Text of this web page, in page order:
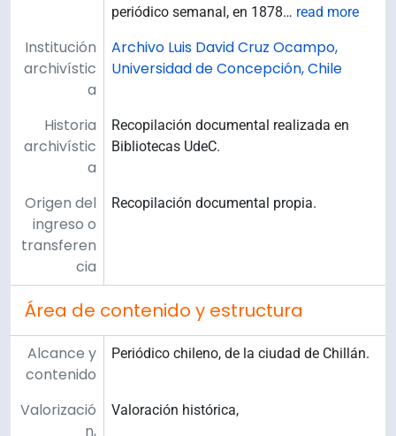
periódico semanal, en 1878… read more
Institución
archivístic
a
Archivo Luis David Cruz Ocampo,
Universidad de Concepción, Chile
Historia
archivístic
a
Recopilación documental realizada en
Bibliotecas UdeC.
Origen del
ingreso o
transferen
cia
Recopilación documental propia.
Área de contenido y estructura
Alcance y
contenido
Periódico chileno, de la ciudad de Chillán.
Valorizació
n,
Valoración histórica,